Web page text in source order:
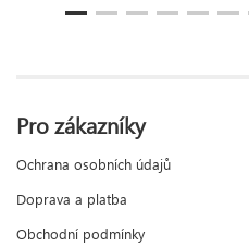
Pro zákazníky
Ochrana osobních údajů
Doprava a platba
Obchodní podmínky